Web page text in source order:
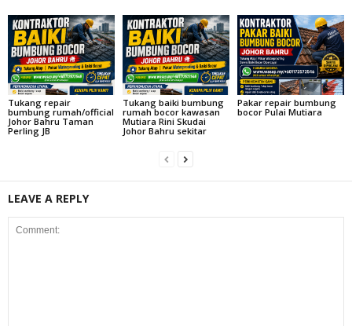
Tukang repair
bumbung rumah/official
Johor Bahru Taman
Perling JB
Tukang baiki bumbung
rumah bocor kawasan
Mutiara Rini Skudai
Johor Bahru sekitar
Pakar repair bumbung
bocor Pulai Mutiara
LEAVE A REPLY